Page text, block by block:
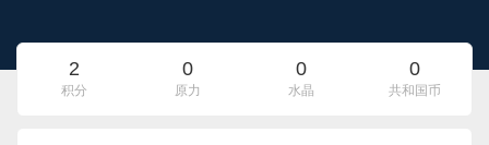
2
积分
0
原力
0
水晶
0
共和国币